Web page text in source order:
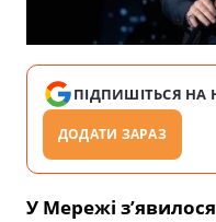
ПІДПИШІТЬСЯ НА
ДОДАТИ ЗАРАЗ
У Мережі